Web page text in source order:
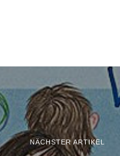
NÄCHSTER ARTIKEL